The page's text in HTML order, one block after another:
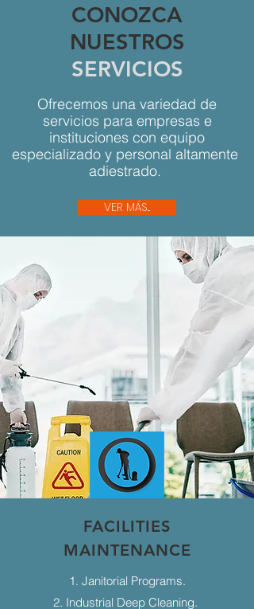
CONOZCA
NUESTROS
SERVICIOS
Ofrecemos una variedad de
servicios para empresas e
instituciones con equipo
especializado y personal altamente
adiestrado.
VER MÁS...
FACILITIES
MAINTENANCE
1. Janitorial Programs.
2. Industrial Deep Cleaning.